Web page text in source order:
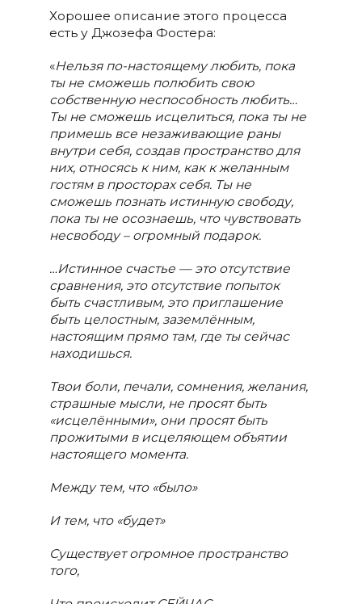
Хорошее описание этого процесса
есть у Джозефа Фостера:
«Нельзя по-настоящему любить, пока
ты не сможешь полюбить свою
собственную неспособность любить…
Ты не сможешь исцелиться, пока ты не
примешь все незаживающие раны
внутри себя, создав пространство для
них, относясь к ним, как к желанным
гостям в просторах себя. Ты не
сможешь познать истинную свободу,
пока ты не осознаешь, что чувствовать
несвободу – огромный подарок.
…Истинное счастье — это отсутствие
сравнения, это отсутствие попыток
быть счастливым, это приглашение
быть целостным, заземлённым,
настоящим прямо там, где ты сейчас
находишься.
Твои боли, печали, сомнения, желания,
страшные мысли, не просят быть
«исцелёнными», они просят быть
прожитыми в исцеляющем объятии
настоящего момента.
Между тем, что «было»
И тем, что «будет»
Существует огромное пространство
того,